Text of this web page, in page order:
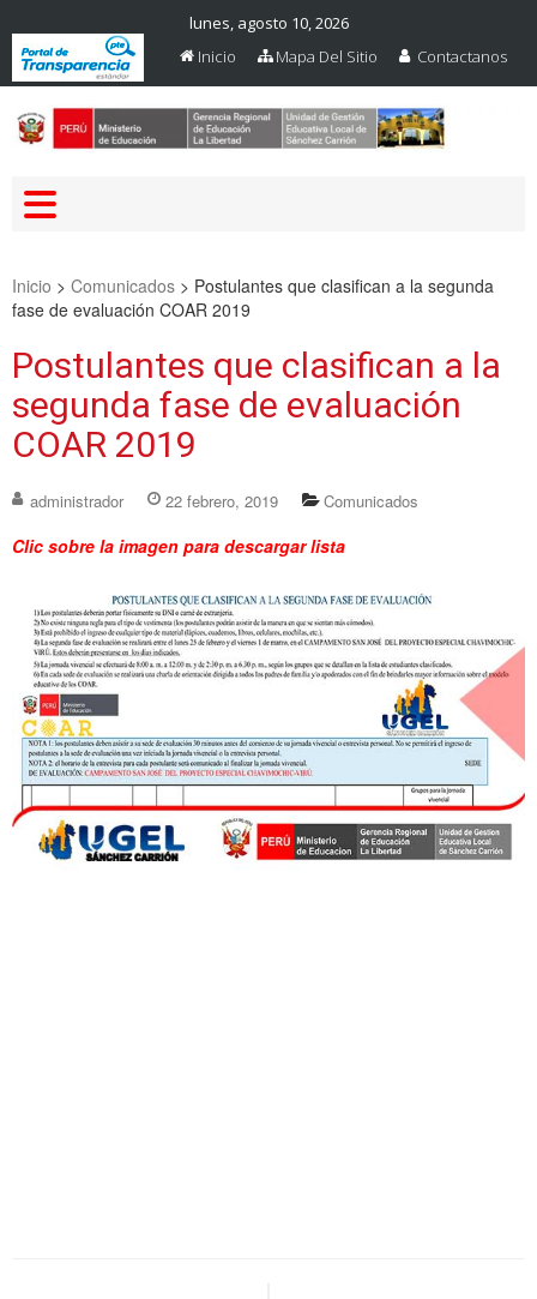
lunes, agosto 10, 2026
Inicio
Mapa Del Sitio Contactanos
Inicio > Comunicados > Postulantes que clasifican a la segunda
fase de evaluación COAR 2019
Postulantes que clasifican a la
segunda fase de evaluación
COAR 2019
administrador 22 febrero, 2019 Comunicados
Clic sobre la imagen para descargar lista